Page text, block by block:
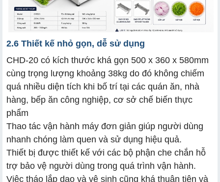
2.6 Thiết kế nhỏ gọn, dễ sử dụng
CHD-20 có kích thước khá gọn 500 x 360 x 580mm
cùng trọng lượng khoảng 38kg do đó không chiếm
quá nhiều diện tích khi bố trí tại các quán ăn, nhà
hàng, bếp ăn công nghiệp, cơ sở chế biến thực
phẩm
Thao tác vận hành máy đơn giản giúp người dùng
nhanh chóng làm quen và sử dụng hiệu quả.
Thiết bị được thiết kế với các bộ phận che chắn hỗ
trợ bảo vệ người dùng trong quá trình vận hành.
Việc tháo lắp dao và vệ sinh cũng khá thuận tiện và